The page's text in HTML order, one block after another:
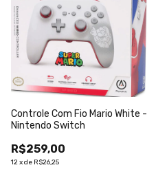
Controle Com Fio Mario White -
Nintendo Switch
R$259,00
12xde R$26,25